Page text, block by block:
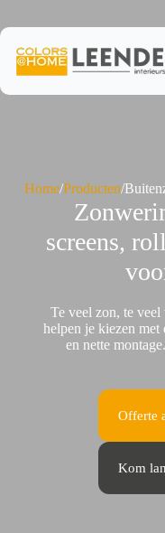
de
inhoud
Home/Producten/
screens,
Te veel zon, te
helpen je kiezen met
en nette
Offerte
Kom